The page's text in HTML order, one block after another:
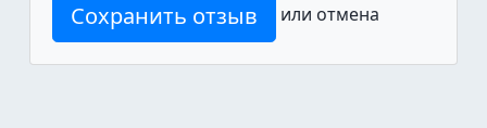
Сохранить отзыв или отмена